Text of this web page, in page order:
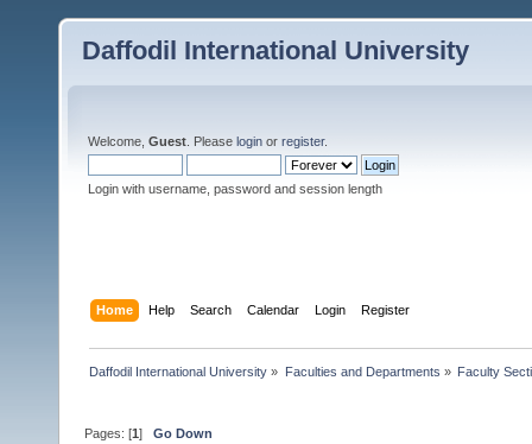
Daffodil International University
Welcome, Guest . Please login or register.
Login with username, password and session length
Home Help Search Calendar Login Register
Daffodil International University » Faculties and Departments » Faculty
Pages: [1]Go Down